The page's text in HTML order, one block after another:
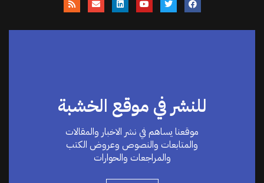
للنشر في موقع الخشبة
موقعنا يساهم في نشر الاخبار والمقالات
والمتابعات والنصوص وعروض الكتب
والمراجعات والحوارات